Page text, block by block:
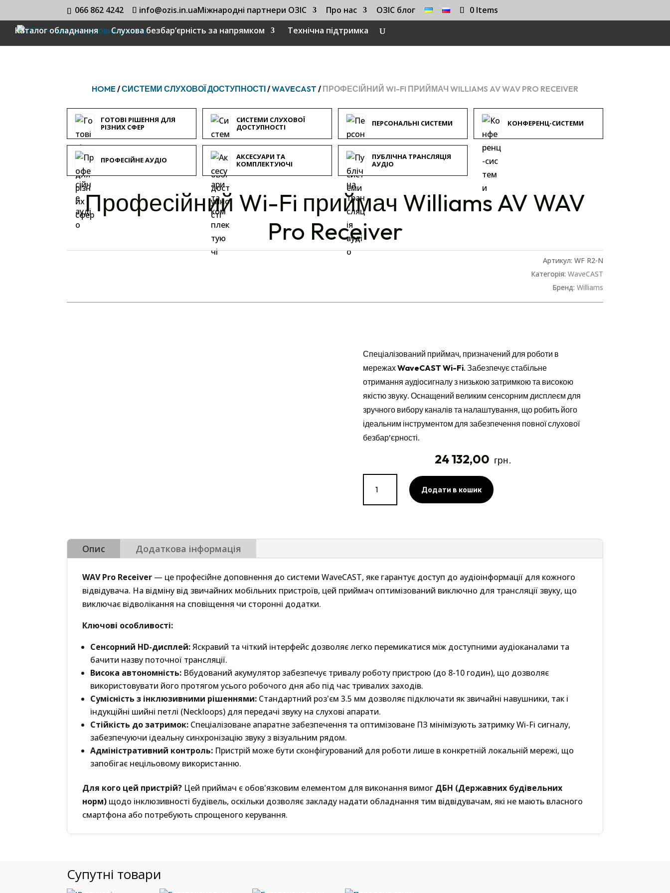
066 862 4242 info@ozis.in.uaМіжнародні партнери ОЗІС Про нас ОЗІС блог
0 Items
Каталог обладнання
Слухова безбар’єрність за напрямком Технічна підтримка
HOME /СИСТЕМИ СЛУХОВОЇ ДОСТУПНОСТІ/WAVECAST / ПРОФЕСІЙНИЙ WI-FI ПРИЙМАЧ WILLIAMS AV WAV PRO RECEIVER
ГОТОВІ РІШЕННЯ ДЛЯ
РІЗНИХ СФЕР
СИСТЕМИ СЛУХОВОЇ
ДОСТУПНОСТІ
ПЕРСОНАЛЬНІ СИСТЕМИ КОНФЕРЕНЦ-СИСТЕМИ
ПРОФЕСІЙНЕ АУДІО
АКСЕСУАРИ ТА
КОМПЛЕКТУЮЧІ
ПУБЛІЧНА ТРАНСЛЯЦІЯ
АУДІО
Професійний Wi-Fi приймач Williams AV WAV
Pro Receiver
Артикул: WF R2-N
Категорія: WaveCAST
Бренд: Williams
Спеціалізований приймач, призначений для роботи в
мережахWaveCAST Wi-Fi. Забезпечує стабільне
отримання аудіосигналу з низькою затримкою та високою
якістю звуку. Оснащений великим сенсорним дисплеєм для
зручного вибору каналів та налаштування, що робить його
ідеальним інструментом для забезпечення повної слухової
безбар’єрності.
24 132,00 грн.
Професійний
Fi
WAV
Pro
Receiver
Додати в кошик
Опис Додаткова інформація
WAV Pro Receiver — це професійне доповнення до системи WaveCAST, яке гарантує доступ до аудіоінформації для кожного
відвідувача. На відміну від звичайних мобільних пристроїв, цей приймач оптимізований виключно для трансляції звуку, що
виключає відволікання на сповіщення чи сторонні додатки.
Ключові особливості:
Сенсорний HD-дисплей:Яскравий та чіткий інтерфейс дозволяє легко перемикатися між доступними аудіоканалами та
бачити назву поточної трансляції.
Висока автономність: Вбудований акумулятор забезпечує тривалу роботу пристрою (до 8-10 годин), що дозволяє
використовувати його протягом усього робочого дня або під час тривалих заходів.
Сумісність з інклюзивними рішеннями: Стандартний роз'єм 3.5 мм дозволяє підключати як звичайні навушники, так і
індукційні шийні петлі (Neckloops) для передачі звуку на слухові апарати.
Стійкість до затримок: Спеціалізоване апаратне забезпечення та оптимізоване ПЗ мінімізують затримку Wi-Fi сигналу,
забезпечуючи ідеальну синхронізацію звуку з візуальним рядом.
Адміністративний контроль: Пристрій може бути сконфігурований для роботи лише в конкретній локальній мережі, що
запобігає нецільовому використанню.
Для кого цей пристрій? Цей приймач є обов'язковим елементом для виконання вимог ДБН (Державних будівельних
норм) щодо інклюзивності будівель, оскільки дозволяє закладу надати обладнання тим відвідувачам, які не мають власного
смартфона або потребують спрощеного керування.
Супутні товари